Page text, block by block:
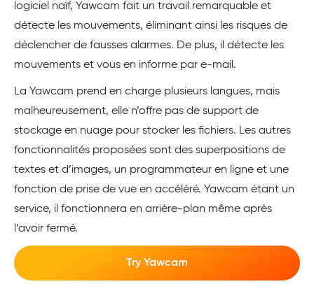
logiciel naïf, Yawcam fait un travail remarquable et
détecte les mouvements, éliminant ainsi les risques de
déclencher de fausses alarmes. De plus, il détecte les
mouvements et vous en informe par e-mail.
La Yawcam prend en charge plusieurs langues, mais
malheureusement, elle n’offre pas de support de
stockage en nuage pour stocker les fichiers. Les autres
fonctionnalités proposées sont des superpositions de
textes et d’images, un programmateur en ligne et une
fonction de prise de vue en accéléré. Yawcam étant un
service, il fonctionnera en arrière-plan même après
l’avoir fermé.
Try Yawcam